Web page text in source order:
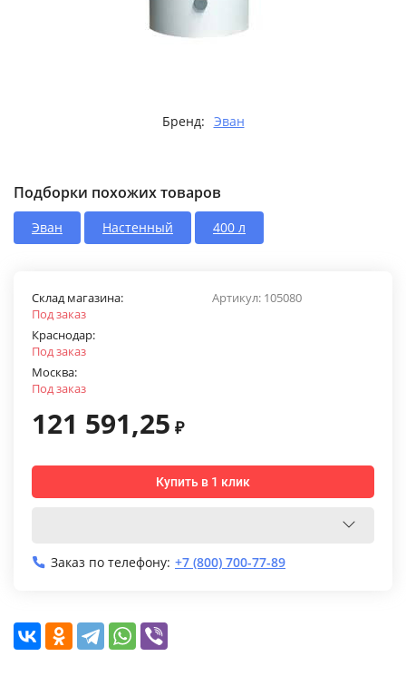
Бренд: Эван
Подборки похожих товаров
Эван Настенный 400 л
Артикул: 105080
Склад магазина:
Под заказ
Краснодар:
Под заказ
Москва:
Под заказ
121 591,25 ₽
Купить в 1 клик
Заказ по телефону: +7 (800) 700-77-89